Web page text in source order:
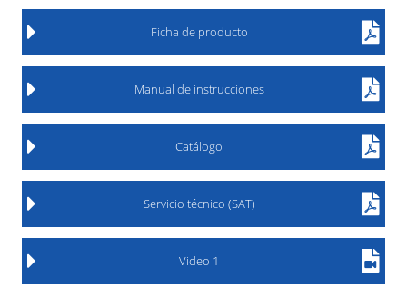
Ficha de producto
Manual de instrucciones
Catálogo
Servicio técnico (SAT)
Video 1